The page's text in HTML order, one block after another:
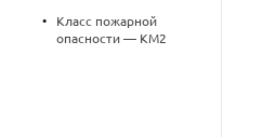
•
Класс пожарной
опасности — КМ2